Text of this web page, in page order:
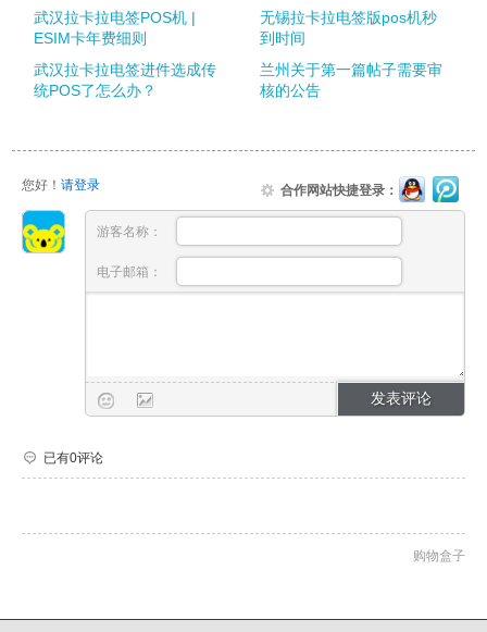
武汉拉卡拉电签POS机 |
ESIM卡年费细则
无锡拉卡拉电签版pos机秒
到时间
武汉拉卡拉电签进件选成传
统POS了怎么办？
兰州关于第一篇帖子需要审
核的公告
您好！ 请登录 合作网站快捷登录：
游客名称：
电子邮箱：
已有0评论
购物盒子